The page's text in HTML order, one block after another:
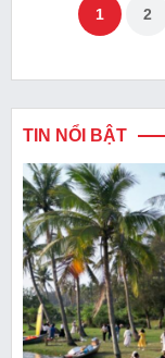
1 2
TIN NỔI BẬT